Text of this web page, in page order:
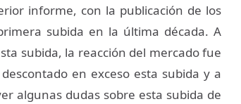
informe, con la publicación de los
subida en la última década. A
subida, la reacción del mercado fue
en exceso esta subida y a
algunas dudas sobre esta subida de